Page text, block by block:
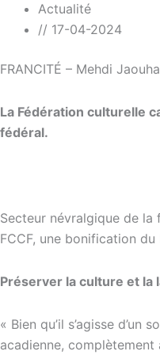
Actualité
// 17-04-2024
FRANCITÉ – Mehdi
La Fédération culturelle
fédéral.
Secteur névralgique de
FCCF, une bonification
Préserver la culture et la
« Bien qu’il s’agisse
acadienne,